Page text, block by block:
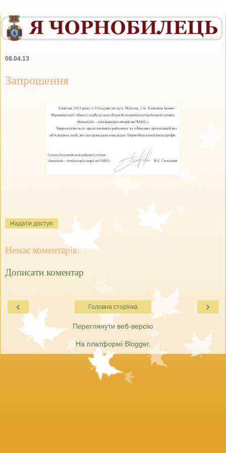
08.04.13
Запрошення
Надати доступ
Немає коментарів:
Дописати коментар
‹ ›
Головна сторінка
Переглянути веб-версію
На платформі Blogger.